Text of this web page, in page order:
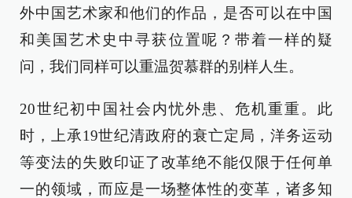
外中国艺术家和他们的作品，是否可以在中国
和美国艺术史中寻获位置呢？带着一样的疑
问，我们同样可以重温贺慕群的别样人生。
20世纪初中国社会内忧外患、危机重重。此
时，上承19世纪清政府的衰亡定局，洋务运动
等变法的失败印证了改革绝不能仅限于任何单
一的领域，而应是一场整体性的变革，诸多知